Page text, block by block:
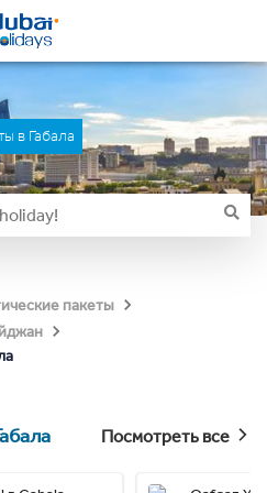
в Габала
пакеты
Посмотреть все